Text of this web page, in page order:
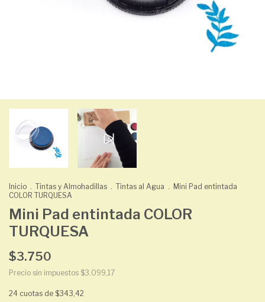
Inicio Tintas y Almohadillas Tintas al Agua
Mini Pad entintada
COLOR TURQUESA
Mini Pad entintada COLOR
TURQUESA
$3.750
Precio sin impuestos $3.099,17
24 cuotas de $343,42